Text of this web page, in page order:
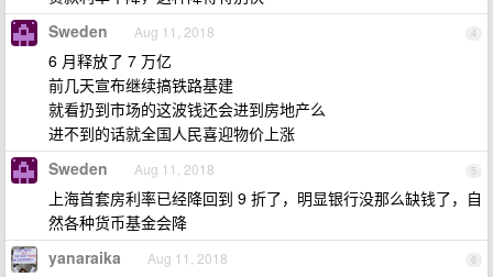
4
Sweden Aug 11, 2018
6 月释放了 7 万亿
前几天宣布继续搞铁路基建
就看扔到市场的这波钱还会进到房地产么
进不到的话就全国人民喜迎物价上涨
5
Sweden Aug 11, 2018
上海首套房利率已经降回到 9 折了，明显银行没那么缺钱了，自
然各种货币基金会降
6
yanaraika Aug 11, 2018